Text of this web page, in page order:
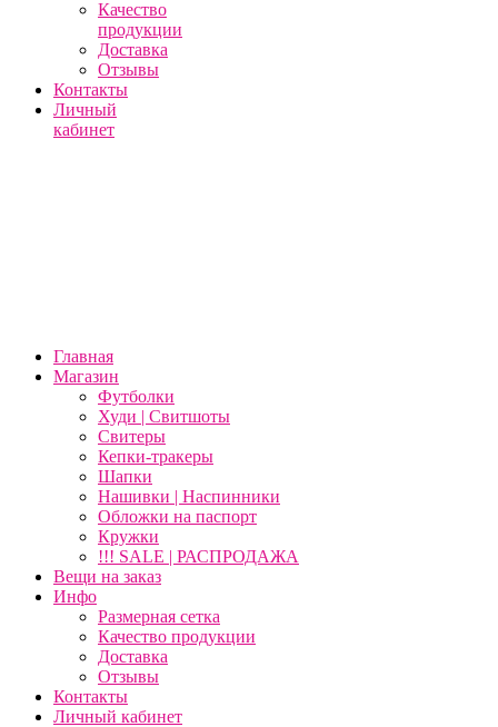
Качество
продукции
Доставка
Отзывы
Контакты
Личный
кабинет
Главная
Магазин
Футболки
Худи | Свитшоты
Свитеры
Кепки-тракеры
Шапки
Нашивки | Наспинники
Обложки на паспорт
Кружки
!!! SALE | РАСПРОДАЖА
Вещи на заказ
Инфо
Размерная сетка
Качество продукции
Доставка
Отзывы
Контакты
Личный кабинет